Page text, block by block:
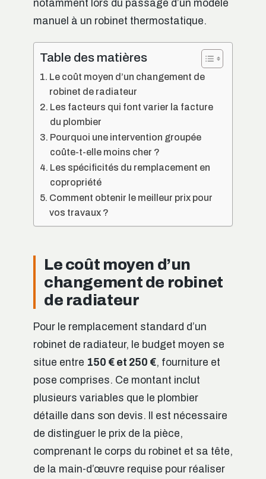
notamment lors du passage d’un modèle
manuel à un robinet thermostatique.
Table des matières
Le coût moyen d’un changement de
robinet de radiateur
Les facteurs qui font varier la facture
du plombier
Pourquoi une intervention groupée
coûte-t-elle moins cher ?
Les spécificités du remplacement en
copropriété
Comment obtenir le meilleur prix pour
vos travaux ?
Le coût moyen d’un
changement de robinet
de radiateur
Pour le remplacement standard d’un
robinet de radiateur, le budget moyen se
situe entre 150 € et 250 €, fourniture et
pose comprises. Ce montant inclut
plusieurs variables que le plombier
détaille dans son devis. Il est nécessaire
de distinguer le prix de la pièce,
comprenant le corps du robinet et sa tête,
de la main-d’œuvre requise pour réaliser